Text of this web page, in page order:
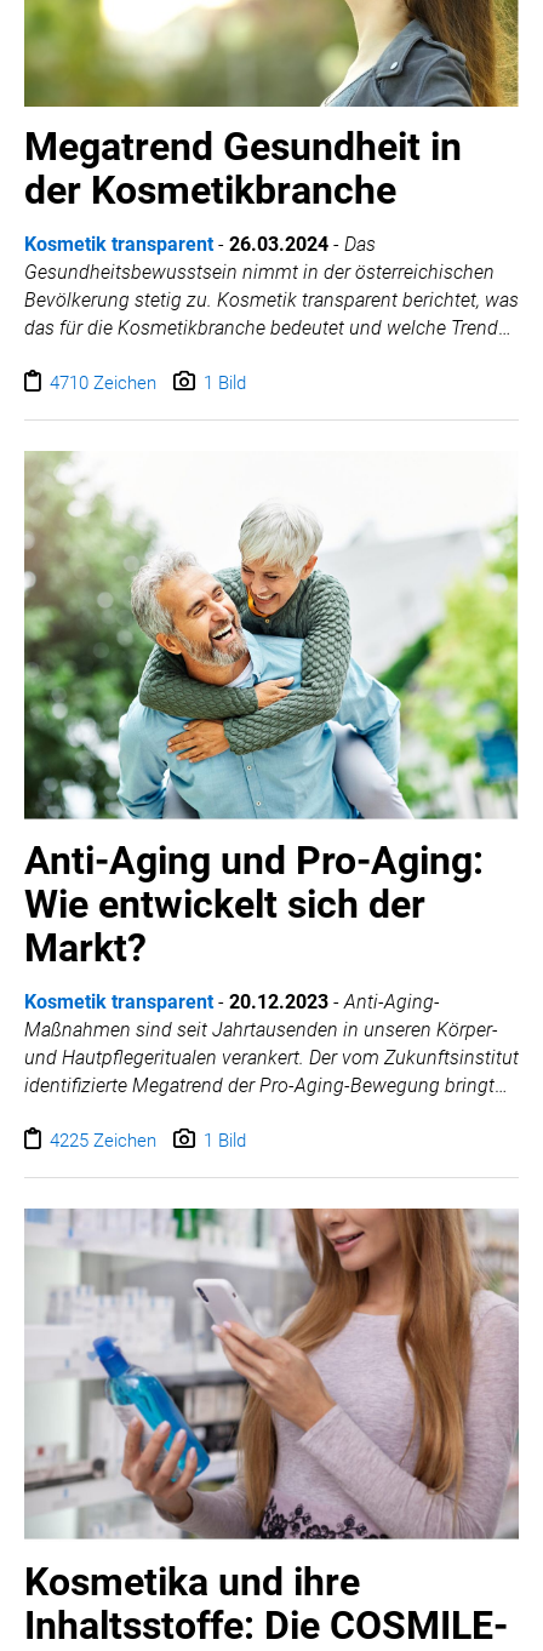
Megatrend Gesundheit in
der Kosmetikbranche
Kosmetik transparent- 26.03.2024 - Das
Gesundheitsbewusstsein nimmt in der österreichischen
Bevölkerung stetig zu. Kosmetik transparent berichtet, was
das für die Kosmetikbranche bedeutet und welche Trends
4710 Zeichen 1 Bild
Anti-Aging und Pro-Aging:
Wie entwickelt sich der
Markt?
Kosmetik transparent- 20.12.2023 -Anti-Aging-
Maßnahmen sind seit Jahrtausenden in unseren Körper-
und Hautpflegeritualen verankert. Der vom Zukunftsinstitut
identifizierte Megatrend der Pro-Aging-Bewegung bringt
4225 Zeichen 1 Bild
Kosmetika und ihre
Inhaltsstoffe: Die COSMILE-